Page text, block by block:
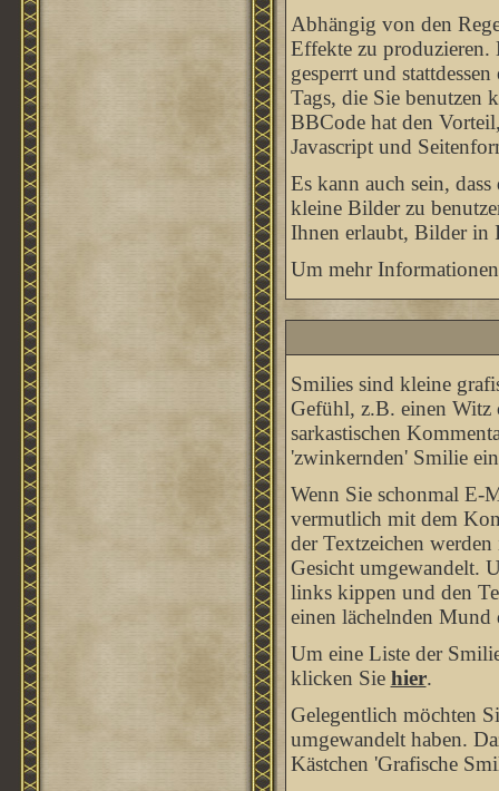
Abhängig von den
Effekte zu
gesperrt und
Tags, die Sie benutzen
BBCode hat den
Javascript und
Es kann auch sein,
kleine Bilder zu
Ihnen erlaubt, Bilder in
Um mehr
Smilies sind kleine
Gefühl, z.B. einen Witz
sarkastischen
'zwinkernden' Smilie
Wenn Sie schonmal E-
vermutlich mit dem
der Textzeichen
Gesicht umgewandelt.
links kippen und den
einen lächelnden Mund
Um eine Liste der
klicken Sie hier.
Gelegentlich möchten
umgewandelt haben.
Kästchen 'Grafische